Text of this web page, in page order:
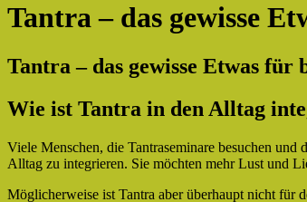
Tantra – das gewisse
Tantra – das gewisse Etwas für
Wie ist Tantra in den Alltag
Viele Menschen, die Tantraseminare besuchen
Alltag zu integrieren. Sie möchten mehr Lust und
Möglicherweise ist Tantra aber überhaupt nicht für